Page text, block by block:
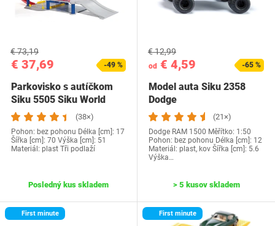
€ 37,69
€ 73,19
-49 %
Parkovisko s autíčkom
Siku 5505 Siku World
(38×)
Pohon: bez pohonu Délka [cm]: 17
Šířka [cm]: 70 Výška [cm]: 51
Materiál: plast Tři podlaží
Posledný kus skladem
od € 4,59
€ 12,99
-65 %
Model auta Siku 2358
Dodge
(21×)
Dodge RAM 1500 Měřítko: 1:50
Pohon: bez pohonu Délka [cm]: 12
Materiál: plast, kov Šířka [cm]: 5.6
Výška…
> 5 kusov skladem
First minute First minute